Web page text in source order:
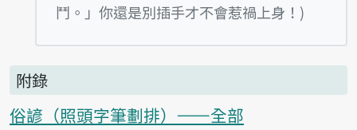
鬥。」你還是別插手才不會惹禍上身！)
附錄
俗諺（照頭字筆劃排）——全部